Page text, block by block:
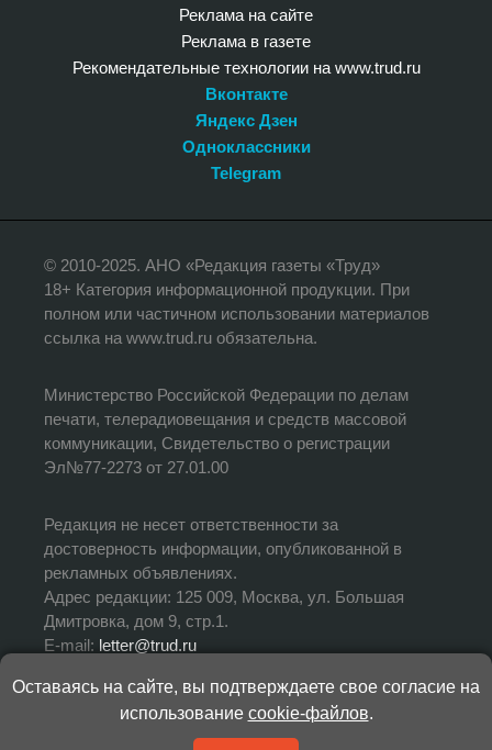
Реклама на сайте
Реклама в газете
Рекомендательные технологии на www.trud.ru
Вконтакте
Яндекс Дзен
Одноклассники
Telegram
© 2010-2025. АНО «Редакция газеты «Труд»
18+ Категория информационной продукции. При
полном или частичном использовании материалов
ссылка на www.trud.ru обязательна.
Министерство Российской Федерации по делам
печати, телерадиовещания и средств массовой
коммуникации, Свидетельство о регистрации
Эл№77-2273 от 27.01.00
Редакция не несет ответственности за
достоверность информации, опубликованной в
рекламных объявлениях.
Адрес редакции: 125 009, Москва, ул. Большая
Дмитровка, дом 9, стр.1.
E-mail: letter@trud.ru
УЧРЕДИТЕЛЬ: АНО «Редакция газеты «Труд»
ИЗДАТЕЛЬ: АНО «Редакция газеты «Труд»
Оставаясь на сайте, вы подтверждаете свое согласие на
использование cookie-файлов.